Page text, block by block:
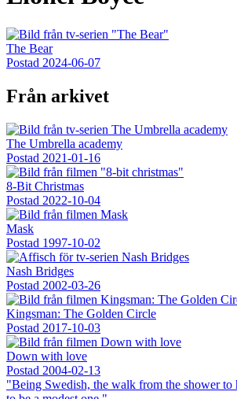
The Bear
Postad 2024-06-07
Från arkivet
The Umbrella academy
Postad 2021-01-16
8-Bit Christmas
Postad 2022-10-04
Mask
Postad 1997-10-02
Nash Bridges
Postad 2002-03-26
Kingsman: The Golden Circle
Postad 2017-10-03
Down with love
Postad 2004-02-13
"Being Swedish, the walk from the shower to